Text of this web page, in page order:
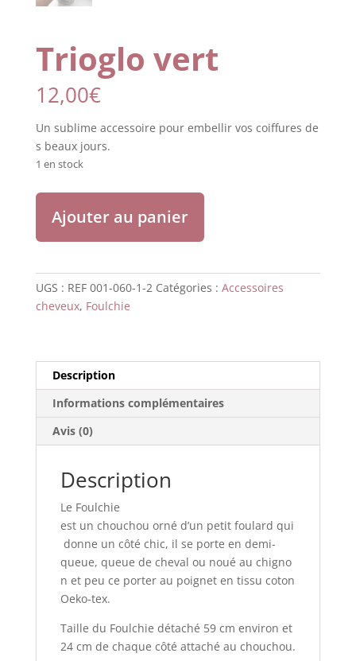
Trioglo vert
12,00€
Un sublime accessoire pour embellir vos coiffures de
s beaux jours.
1 en stock
quantité
Trioglo
Ajouter au panier
UGS : REF 001-060-1-2 Catégories : Accessoires
cheveux, Foulchie
Description
Informations complémentaires
Avis (0)
Description
Le Foulchie
est un chouchou orné d’un petit foulard qui
donne un côté chic, il se porte en demi-
queue, queue de cheval ou noué au chigno
n et peu ce porter au poignet en tissu coton
Oeko-tex.
Taille du Foulchie détaché 59 cm environ et
24 cm de chaque côté attaché au chouchou.